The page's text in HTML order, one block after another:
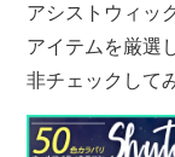
アシストウィッ
アイテムを厳選
非チェックして